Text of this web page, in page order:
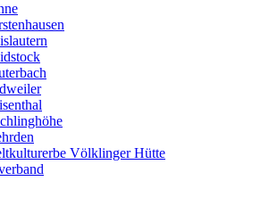
Völklinger Hütte